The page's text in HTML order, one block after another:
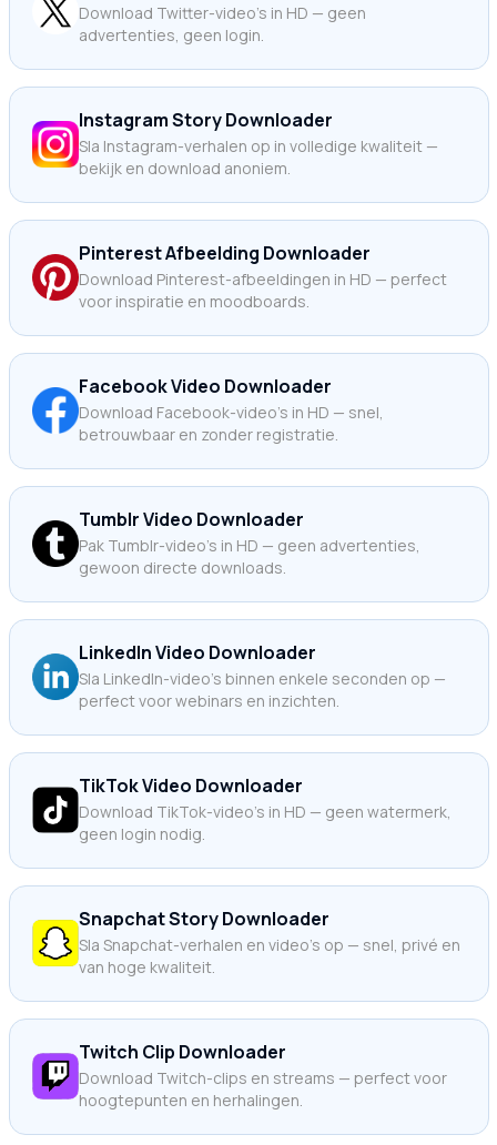
Download Twitter-video's in HD — geen
advertenties, geen login.
Instagram Story Downloader
Sla Instagram-verhalen op in volledige kwaliteit —
bekijk en download anoniem.
Pinterest Afbeelding Downloader
Download Pinterest-afbeeldingen in HD — perfect
voor inspiratie en moodboards.
Facebook Video Downloader
Download Facebook-video's in HD — snel,
betrouwbaar en zonder registratie.
Tumblr Video Downloader
Pak Tumblr-video's in HD — geen advertenties,
gewoon directe downloads.
LinkedIn Video Downloader
Sla LinkedIn-video's binnen enkele seconden op —
perfect voor webinars en inzichten.
TikTok Video Downloader
Download TikTok-video's in HD — geen watermerk,
geen login nodig.
Snapchat Story Downloader
Sla Snapchat-verhalen en video's op — snel, privé en
van hoge kwaliteit.
Twitch Clip Downloader
Download Twitch-clips en streams — perfect voor
hoogtepunten en herhalingen.